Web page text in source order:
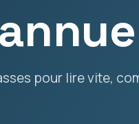
pour lire vite,